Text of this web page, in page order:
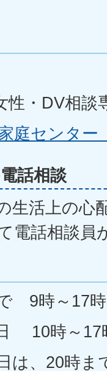
性・DV相談
庭センター
話相談
生活上の心
電話相談員
9時～17時
10時～17
は、20時ま